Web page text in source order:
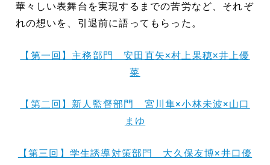
華々しい表舞台を実現するまでの苦労など、それぞ
れの想いを、引退前に語ってもらった。
【第一回】主務部門 安田直矢×村上果穂×井上優
菜
【第二回】新人監督部門 宮川隼×小林未波×山口
まゆ
【第三回】学生誘導対策部門 大久保友博×井口優